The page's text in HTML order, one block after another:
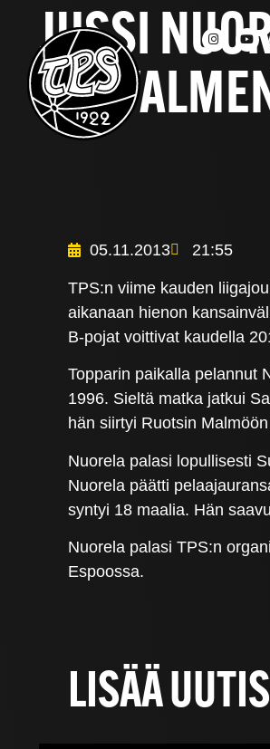
JUSSI
05.11.2013 21:55
TPS:n viime kauden
aikanaan hienon
B-pojat voittivat kaudella
Topparin paikalla pelannut
1996. Sieltä matka jatkui
hän siirtyi Ruotsin
Nuorela palasi lopullisesti
Nuorela päätti
syntyi 18 maalia. Hän
Nuorela palasi TPS:n
Espoossa.
LISÄÄ